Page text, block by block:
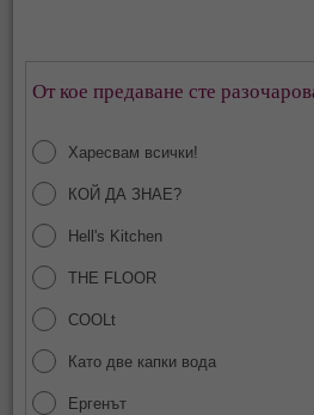
От кое предаване сте
Харесвам всички!
КОЙ ДА ЗНАЕ?
Hell's Kitchen
THE FLOOR
COOLt
Като две капки вода
Ергенът